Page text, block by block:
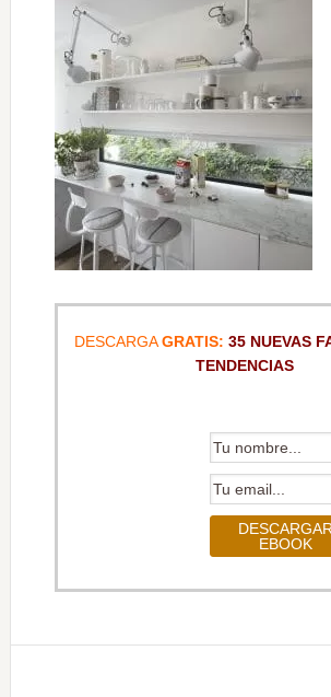
DESCARGAGRATIS: 35 NUEVAS
TENDENCIAS